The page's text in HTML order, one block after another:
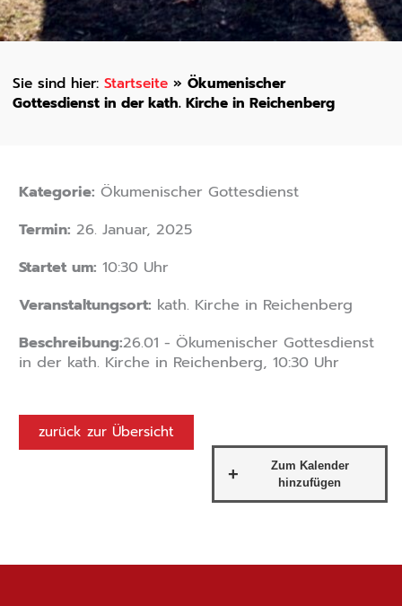
Startseite» Ökumenischer
Gottesdienst in der kath. Kirche in Reichenberg
Kategorie: Ökumenischer Gottesdienst
Termin: 26. Januar, 2025
Startet um: 10:30 Uhr
Veranstaltungsort: kath. Kirche in Reichenberg
Beschreibung:26.01 - Ökumenischer Gottesdienst
in der kath. Kirche in Reichenberg, 10:30 Uhr
zurück zur Übersicht